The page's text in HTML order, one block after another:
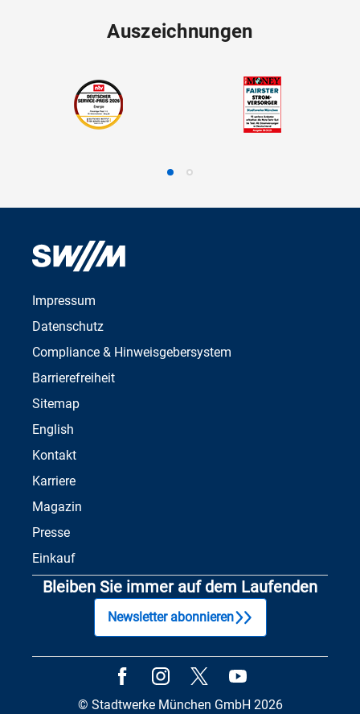
Auszeichnungen
Impressum
Datenschutz
Compliance & Hinweisgebersystem
Barrierefreiheit
Sitemap
English
Kontakt
Karriere
Magazin
Presse
Einkauf